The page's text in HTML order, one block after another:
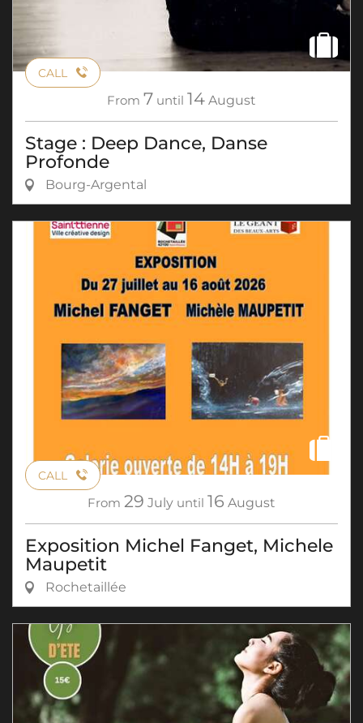
CALL
From 7 until 14 August
Stage : Deep Dance, Danse
Profonde
Bourg-Argental
CALL
From 29 July until 16 August
Exposition Michel Fanget, Michele
Maupetit
Rochetaillée